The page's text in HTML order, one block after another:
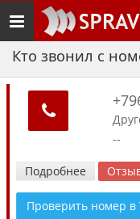
Toggle
navigation
Кто звонил с
--
Подробнее
Проверить номер в